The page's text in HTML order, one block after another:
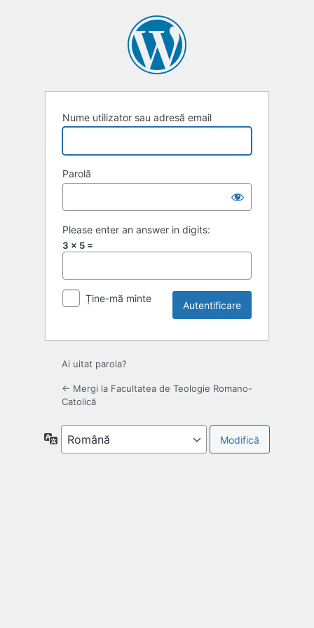
Nume utilizator sau adresă email
Parolă
Please enter an answer in digits:
3 × 5 =
Ține-mă minte
Ai uitat parola?
← Mergi la Facultatea de Teologie Romano-
Catolică
Limbă